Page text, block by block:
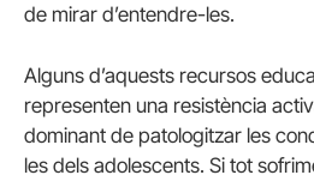
de mirar d’entendre-les.
Alguns d’aquests recursos
representen una resistència
dominant de patologitzar les
les dels adolescents. Si tot